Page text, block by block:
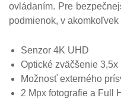
ovládaním. Pre
podmienok, v akomkoľvek
Senzor 4K UHD
Optické zväčšenie 3,5x
Možnosť externého
2 Mpx fotografie a Full